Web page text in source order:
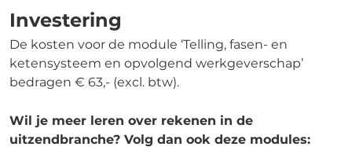
Investering
De kosten voor de module ‘Telling, fasen- en
ketensysteem en opvolgend werkgeverschap’
bedragen € 63,- (excl. btw).
Wil je meer leren over rekenen in de
uitzendbranche? Volg dan ook deze modules: